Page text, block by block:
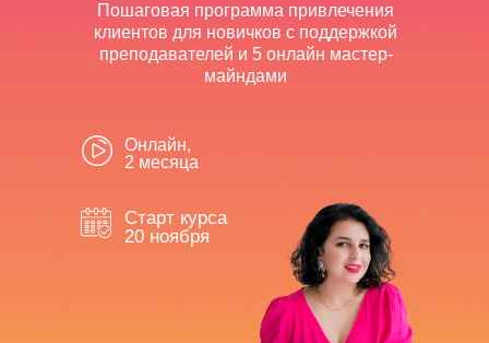
Пошаговая программа привлечения
клиентов для новичков с поддержкой
преподавателей и 5 онлайн мастер-
майндами
Онлайн,
2 месяца
Старт курса
20 ноября